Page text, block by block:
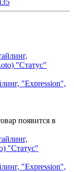
"Expression",
появится в
"Expression",